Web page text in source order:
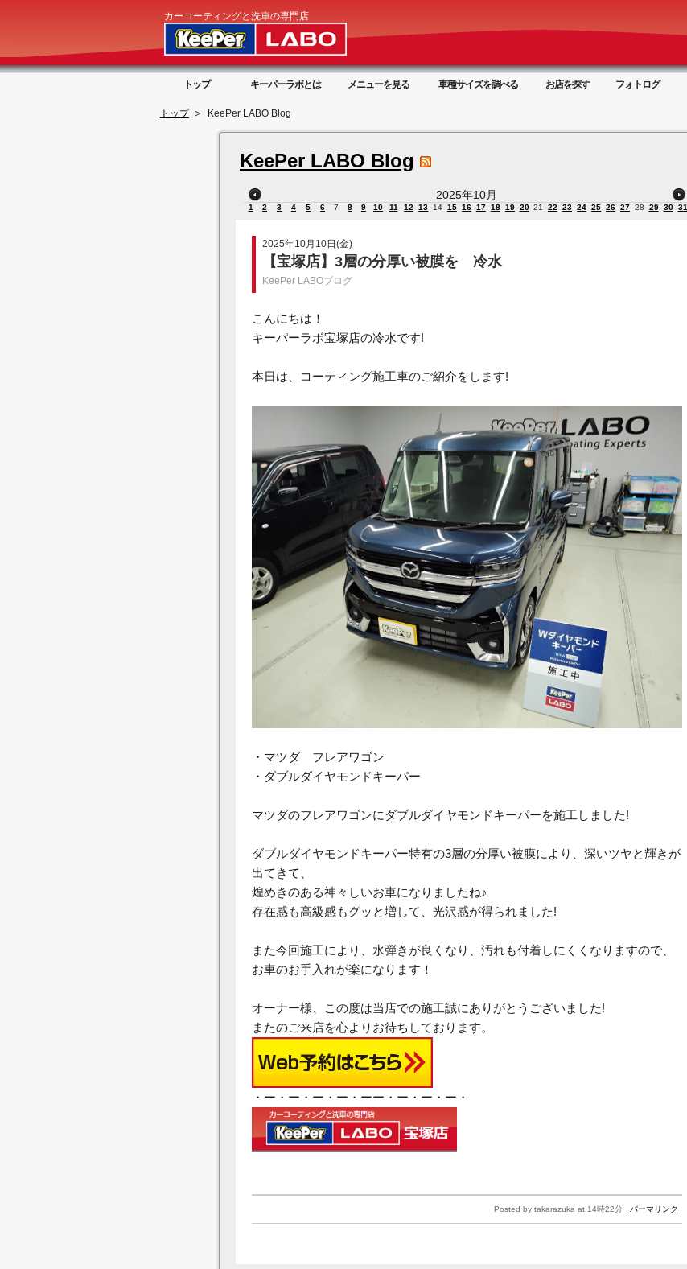
カーコーティングと洗車の専門店
トップ キーパーラボとは メニューを見る 車種サイズを調べる お店を探す フォトログ
トップ KeePer LABO Blog
KeePer LABO Blog
2025年10月
1 2 3 4 5 6 7 8 9 10 11 12 13 14 15 16 17 18 19 20 21 22 23 24 25 26 27 28 29 30 31
2025年10月10日(金)
【宝塚店】3層の分厚い被膜を 冷水
KeePer LABOブログ
こんにちは！
キーパーラボ宝塚店の冷水です!
本日は、コーティング施工車のご紹介をします!
・マツダ フレアワゴン
・ダブルダイヤモンドキーパー
マツダのフレアワゴンにダブルダイヤモンドキーパーを施工しました!
ダブルダイヤモンドキーパー特有の3層の分厚い被膜により、深いツヤと輝きが
出てきて、
煌めきのある神々しいお車になりましたね♪
存在感も高級感もグッと増して、光沢感が得られました!
また今回施工により、水弾きが良くなり、汚れも付着しにくくなりますので、
お車のお手入れが楽になります！
オーナー様、この度は当店での施工誠にありがとうございました!
またのご来店を心よりお待ちしております。
・ー・ー・ー・ー・ーー・ー・ー・ー・
Posted by takarazuka at 14時22分 パーマリンク